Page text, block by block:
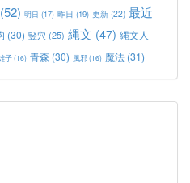
(52) 明日 (17) 昨日 (19) 更新 (22) 最近
(30) 竪穴 (25) 縄文 (47) 縄文人
子(16) 青森 (30) 風邪(16) 魔法 (31)